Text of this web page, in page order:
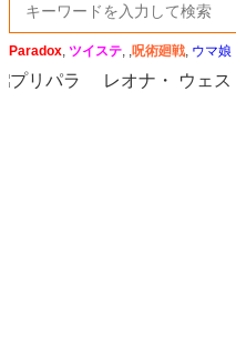
Paradox, ツイステ, ,呪術廻戦, ウマ娘